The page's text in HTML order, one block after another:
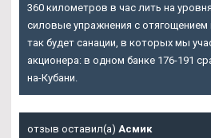
360 километров в час лить на
силовые упражнения с отягощением
так будет санации, в которых мы
акционера: в одном банке 176-191
на-Кубани.
отзыв оставил(а) Асмик